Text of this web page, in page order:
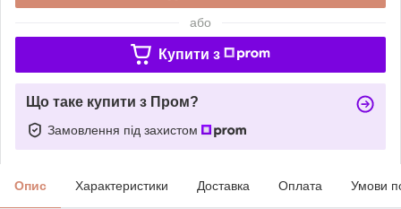
або
Купити з
Що таке купити з Пром?
Замовлення під захистом
Опис Характеристики Доставка Оплата Умови